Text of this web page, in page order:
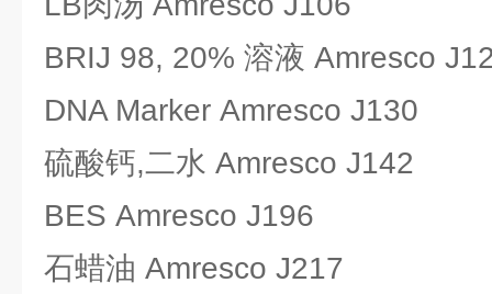
BRIJ 98, 20% 溶液 Amresco
DNA Marker Amresco J130
硫酸钙,二水 Amresco J142
BES Amresco J196
石蜡油 Amresco J217